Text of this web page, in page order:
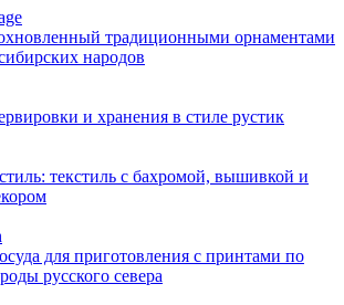
традиционными орнаментами
народов
и хранения в стиле рустик
текстиль с бахромой, вышивкой и
для приготовления с принтами по
русского севера